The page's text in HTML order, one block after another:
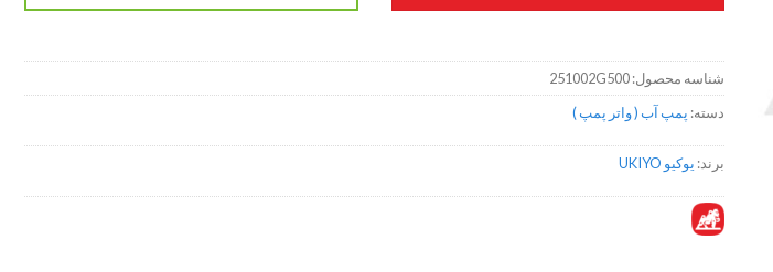
شناسه محصول:251002G500
دسته: پمپ آب ( واتر پمپ )
برند: یوکیو UKIYO